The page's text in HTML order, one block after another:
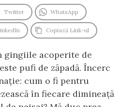
Twitter WhatsApp
Copiază Link-ul
acoperite de
pufi de zăpadă. Încerc
cum o fi pentru
în fiecare dimineață